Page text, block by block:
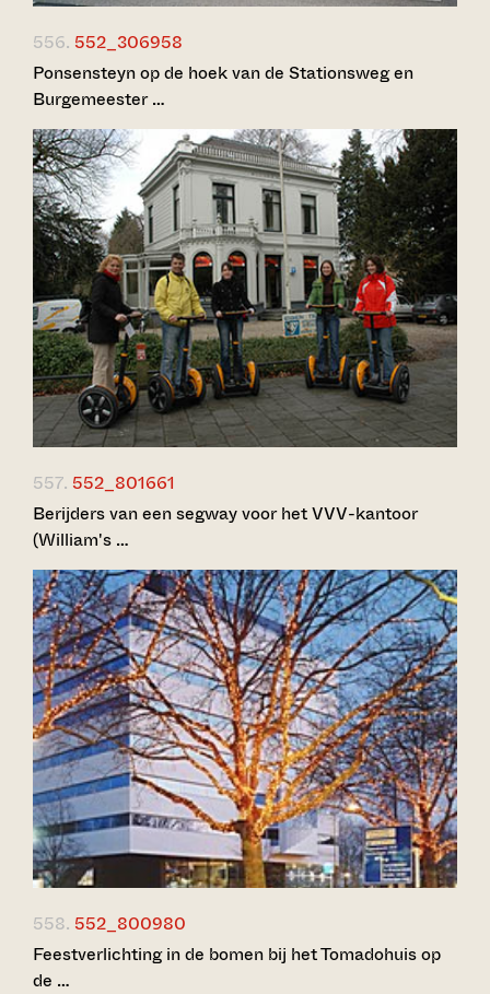
556. 552_306958
Ponsensteyn op de hoek van de Stationsweg en
Burgemeester …
557. 552_801661
Berijders van een segway voor het VVV-kantoor
(William's …
558. 552_800980
Feestverlichting in de bomen bij het Tomadohuis op
de …